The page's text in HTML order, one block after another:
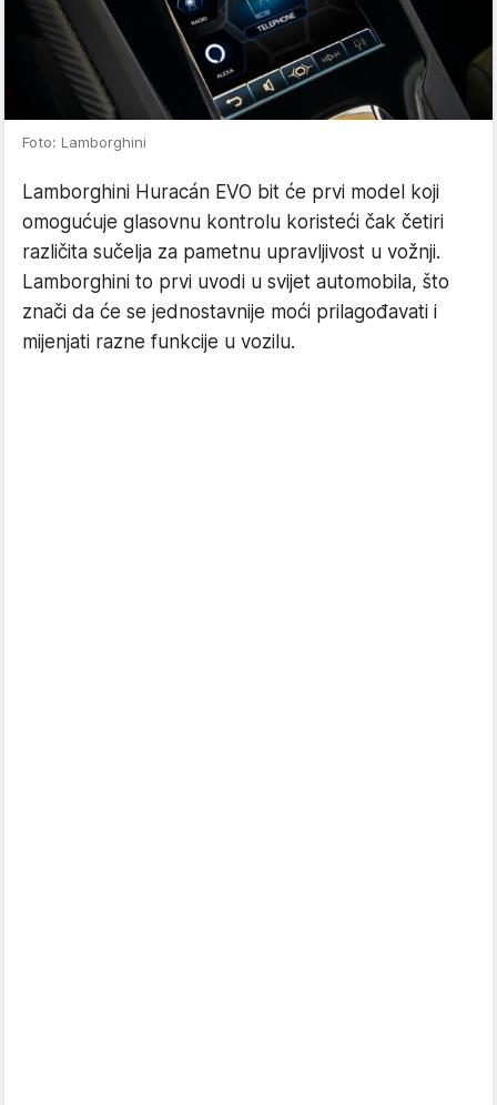
Foto: Lamborghini
Lamborghini Huracán EVO bit će prvi model koji
omogućuje glasovnu kontrolu koristeći čak četiri
različita sučelja za pametnu upravljivost u vožnji.
Lamborghini to prvi uvodi u svijet automobila, što
znači da će se jednostavnije moći prilagođavati i
mijenjati razne funkcije u vozilu.